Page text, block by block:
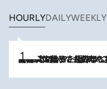
HOURLYDAILYWEEKLY
2026.8.5
【阿川佐和子さんの年とる力】なぜ70代で始めた趣味は“こんなに楽しい”のか？ ピアノ、俳句…スランプに陥っても続けられる“ある秘訣”とは